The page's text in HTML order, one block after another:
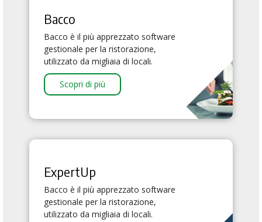
Bacco
Bacco è il più apprezzato software
gestionale per la ristorazione,
utilizzato da migliaia di locali.
Scopri di più
ExpertUp
Bacco è il più apprezzato software
gestionale per la ristorazione,
utilizzato da migliaia di locali.